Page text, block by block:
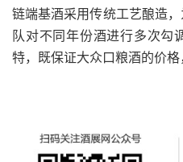
链端基酒采用传统工艺酿造
队对不同年份酒进行多次勾
特，既保证大众口粮酒的价格